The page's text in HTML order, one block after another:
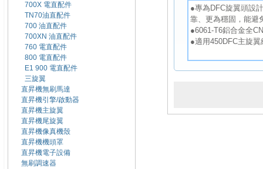
700X 電直配件
TN70油直配件
700 油直配件
700XN 油直配件
760 電直配件
800 電直配件
E1 900 電直配件
三旋翼
直昇機無刷馬達
直昇機引擎/啟動器
直昇機主旋翼
直昇機尾旋翼
直昇機像真機殼
直昇機機頭罩
直昇機電子設備
無刷調速器
●專為DFC旋翼頭設
靠、更為穩固，能避
●6061-T6鋁合金全
●適用450DFC主旋翼